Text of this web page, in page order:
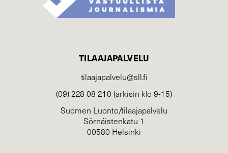
TILAAJAPALVELU
tilaajapalvelu@sll.fi
(09) 228 08 210 (arkisin klo 9-15)
Suomen Luonto/tilaajapalvelu
Sörnäistenkatu 1
00580 Helsinki